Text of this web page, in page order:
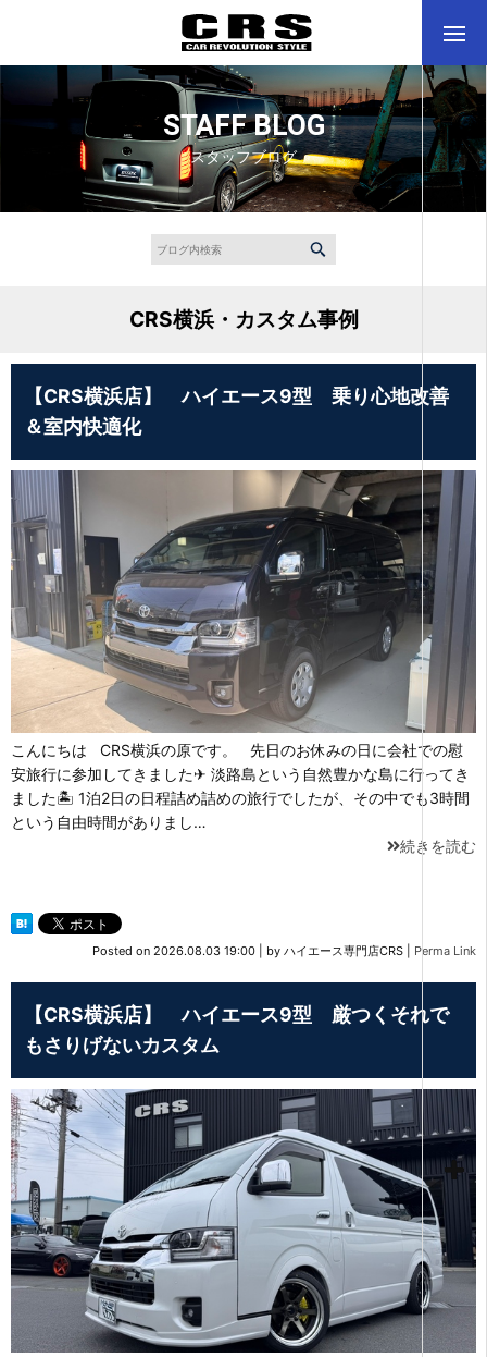
STAFF BLOG
スタッフブログ
CRS横浜・カスタム事例
【CRS横浜店】 ハイエース9型 乗り心地改善
＆室内快適化
こんにちは CRS横浜の原です。 先日のお休みの日に会社での慰
安旅行に参加してきました✈ 淡路島という自然豊かな島に行ってき
ました🏝 1泊2日の日程詰め詰めの旅行でしたが、その中でも3時間
という自由時間がありまし…
続きを読む
Posted on 2026.08.03 19:00 by ハイエース専門店CRS Perma Link
【CRS横浜店】 ハイエース9型 厳つくそれで
もさりげないカスタム